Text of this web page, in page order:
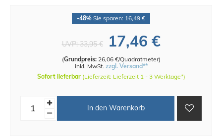
-48% Sie sparen: 16,49 €
UVP:33,95 € 17,46 €
(Grundpreis: 26,06 €/Quadratmeter)
inkl. MwSt. zzgl. Versand**
Sofort lieferbar (Lieferzeit: Lieferzeit 1 - 3 Werktage*)
In den Warenkorb